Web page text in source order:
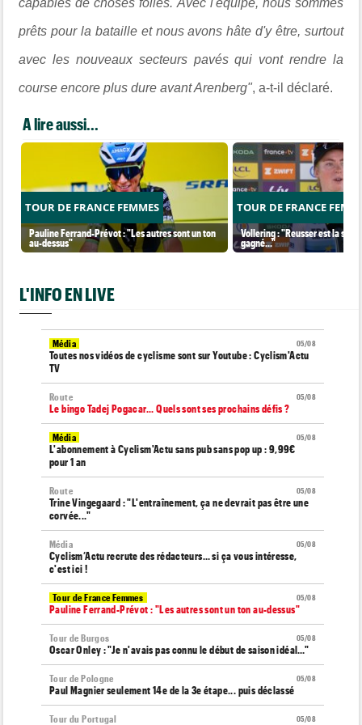
capables de choses folles. Avec l'équipe, nous sommes
prêts pour la bataille et nous avons hâte d'y être, surtout
avec les nouveaux secteurs pavés qui vont rendre la
course encore plus dure avant Arenberg", a-t-il déclaré.
A lire aussi...
TOUR DE FRANCE FEMMES
Pauline Ferrand-Prévot : "Les autres sont un ton
au-dessus"
TOUR DE FRANCE
Vollering : "Reusser est la
gagné..."
L'INFO EN LIVE
05/08
Média
Toutes nos vidéos de cyclisme sont sur Youtube : Cyclism'Actu
TV
05/08
Route
Le bingo Tadej Pogacar... Quels sont ses prochains défis ?
05/08
Média
L'abonnement à Cyclism'Actu sans pub sans pop up : 9,99€
pour 1 an
05/08
Route
Trine Vingegaard : "L'entraînement, ça ne devrait pas être une
corvée..."
05/08
Média
Cyclism’Actu recrute des rédacteurs… si ça vous intéresse,
c'est ici !
05/08
Tour de France Femmes
Pauline Ferrand-Prévot : "Les autres sont un ton au-dessus"
05/08
Tour de Burgos
Oscar Onley : "Je n'avais pas connu le début de saison idéal…"
05/08
Tour de Pologne
Paul Magnier seulement 14e de la 3e étape... puis déclassé
05/08
Tour du Portugal